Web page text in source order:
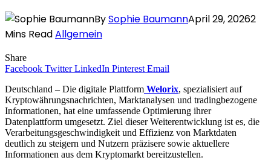
BySophie BaumannApril 29, 20262
Mins ReadAllgemein
Share
Facebook Twitter LinkedIn Pinterest Email
Deutschland – Die digitale Plattform Welorix, spezialisiert auf
Kryptowährungsnachrichten, Marktanalysen und tradingbezogene
Informationen, hat eine umfassende Optimierung ihrer
Datenplattform umgesetzt. Ziel dieser Weiterentwicklung ist es, die
Verarbeitungsgeschwindigkeit und Effizienz von Marktdaten
deutlich zu steigern und Nutzern präzisere sowie aktuellere
Informationen aus dem Kryptomarkt bereitzustellen.